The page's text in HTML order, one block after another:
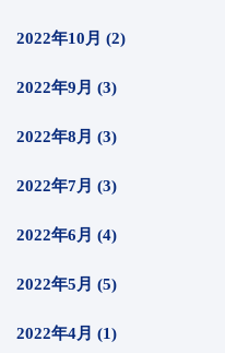
2022年10月 (2)
2022年9月 (3)
2022年8月 (3)
2022年7月 (3)
2022年6月 (4)
2022年5月 (5)
2022年4月 (1)